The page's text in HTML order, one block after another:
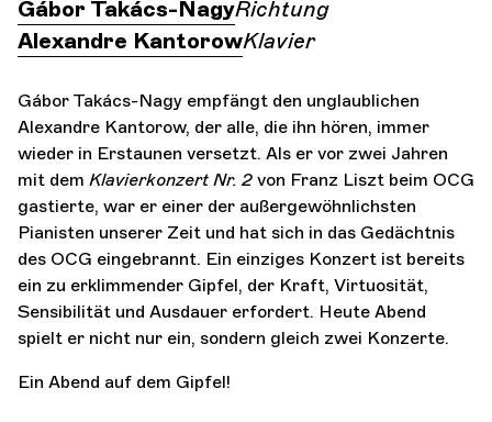
Gábor Takács-NagyRichtung
Alexandre KantorowKlavier
Gábor Takács-Nagy empfängt den unglaublichen
Alexandre Kantorow, der alle, die ihn hören, immer
wieder in Erstaunen versetzt. Als er vor zwei Jahren
mit dem Klavierkonzert Nr. 2 von Franz Liszt beim OCG
gastierte, war er einer der außergewöhnlichsten
Pianisten unserer Zeit und hat sich in das Gedächtnis
des OCG eingebrannt. Ein einziges Konzert ist bereits
ein zu erklimmender Gipfel, der Kraft, Virtuosität,
Sensibilität und Ausdauer erfordert. Heute Abend
spielt er nicht nur ein, sondern gleich zwei Konzerte.
Ein Abend auf dem Gipfel!